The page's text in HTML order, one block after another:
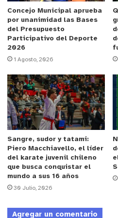
El complemento inició
poco más protagonista
Los hombres de Raya
zona rival pero no
contundente o preocupar
Calama. Ya cerca del
a Maximiliano Cuadra
Heredia, eludirlo y
para los del norte
reaccionaron, pero no fue
punto penal de Álvaro
fue la más clara de los
Lo mostrado por San Luis
piden la salida de Raya,
Concejo Municipal aprueba
por unanimidad las Bases
del Presupuesto
Participativo del Deporte
2026
1 Agosto, 2026
Sangre, sudor y tatami:
Piero Macchiavello, el líder
del karate juvenil chileno
que busca conquistar el
mundo a sus 16 años
30 Julio, 2026
Agregar un comentario